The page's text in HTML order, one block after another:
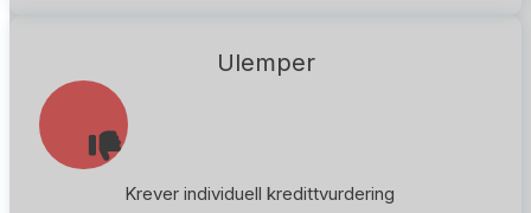
Ulemper
Krever individuell kredittvurdering